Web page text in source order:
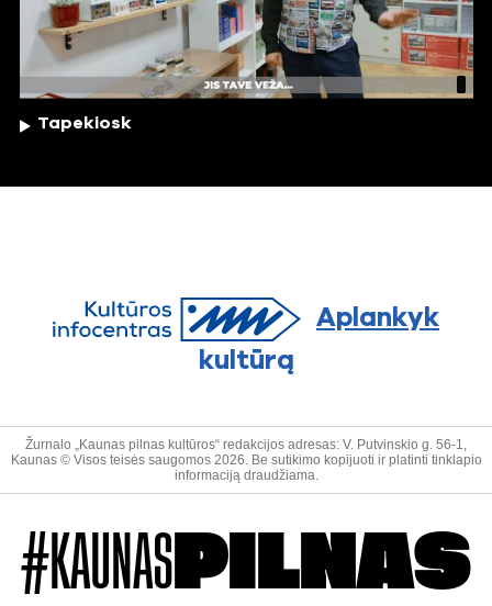
Tapekiosk
Aplankyk
kultūrą
Žurnalo „Kaunas pilnas kultūros“ redakcijos adresas: V. Putvinskio g. 56-1,
Kaunas © Visos teisės saugomos 2026. Be sutikimo kopijuoti ir platinti tinklapio
informaciją draudžiama.
#KAUNAS PILNAS